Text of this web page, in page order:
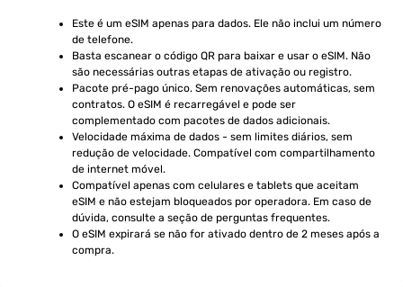
Este é um eSIM apenas para dados. Ele não inclui um número
de telefone.
Basta escanear o código QR para baixar e usar o eSIM. Não
são necessárias outras etapas de ativação ou registro.
Pacote pré-pago único. Sem renovações automáticas, sem
contratos. O eSIM é recarregável e pode ser
complementado com pacotes de dados adicionais.
Velocidade máxima de dados - sem limites diários, sem
redução de velocidade. Compatível com compartilhamento
de internet móvel.
Compatível apenas com celulares e tablets que aceitam
eSIM e não estejam bloqueados por operadora. Em caso de
dúvida, consulte a seção de perguntas frequentes.
O eSIM expirará se não for ativado dentro de 2 meses após a
compra.